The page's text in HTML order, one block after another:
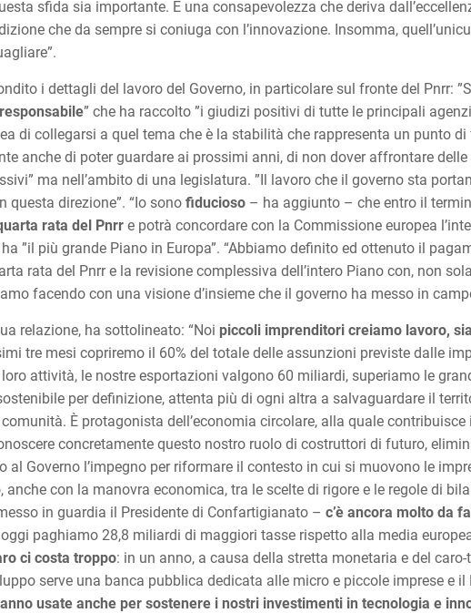
sfida sia importante. È una consapevolezza che deriva
che da sempre si coniuga con l’innovazione. Insomma,
i dettagli del lavoro del Governo, in particolare sul fronte del Pnrr:
” che ha raccolto ”i giudizi positivi di tutte le principali
di collegarsi a quel tema che è la stabilità che rappresenta un punto
anche di poter guardare ai prossimi anni, di non dover affrontare
ma nell’ambito di una legislatura. ”Il lavoro che il governo sta
questa direzione”. “Io sonofiducioso – ha aggiunto – che entro il
rata del Pnrr e potrà concordare con la Commissione europea
”il più grande Piano in Europa”. “Abbiamo definito ed ottenuto il
rata del Pnrr e la revisione complessiva dell’intero Piano con, non
facendo con una visione d’insieme che il governo ha messo in
relazione, ha sottolineato: “Noi piccoli imprenditori creiamo lavoro,
tre mesi copriremo il 60% del totale delle assunzioni previste dalle
loro attività, le nostre esportazioni valgono 60 miliardi, superiamo le
per definizione, attenta più di ogni altra a salvaguardare il
È protagonista dell’economia circolare, alla quale
concretamente questo nostro ruolo di costruttori di futuro,
al Governo l’impegno per riformare il contesto in cui si muovono le
anche con la manovra economica, tra le scelte di rigore e le regole di
in guardia il Presidente di Confartigianato –c’è ancora molto da
oggi paghiamo 28,8 miliardi di maggiori tasse rispetto alla media
ci costa troppo: in un anno, a causa della stretta monetaria e del
serve una banca pubblica dedicata alle micro e piccole imprese e
usate anche per sostenere i nostri investimenti in tecnologia e